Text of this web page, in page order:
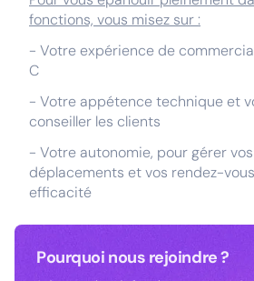
fonctions, vous misez sur :
- Votre expérience de
C
- Votre appétence technique et
conseiller les clients
- Votre autonomie, pour gérer
déplacements et vos rendez-
efficacité
Pourquoi nous rejoindre ?